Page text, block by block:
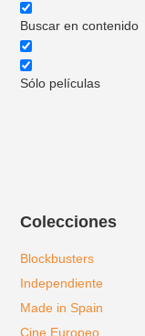
Buscar en contenido
Sólo películas
Colecciones
Blockbusters
Independiente
Made in Spain
Cine Europeo